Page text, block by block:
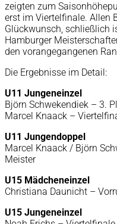
zeigten zum
erst im Viertelfinale. Allen
Glückwunsch, schließlich
Hamburger
den vorangegangenen
Die Ergebnisse im Detail:
U11 Jungeneinzel
Björn Schwekendiek – 3.
Marcel Knaack –
U11 Jungendoppel
Marcel Knaack / Björn
Meister
U15 Mädcheneinzel
Christiana Daunicht –
U15 Jungeneinzel